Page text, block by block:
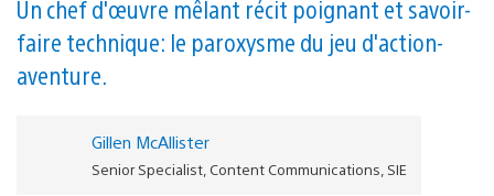
Un chef d'œuvre mêlant récit poignant et savoir-
faire technique : le paroxysme du jeu d'action-
aventure.
Gillen McAllister
Senior Specialist, Content Communications, SIE